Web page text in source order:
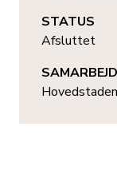
STATUS
Afsluttet